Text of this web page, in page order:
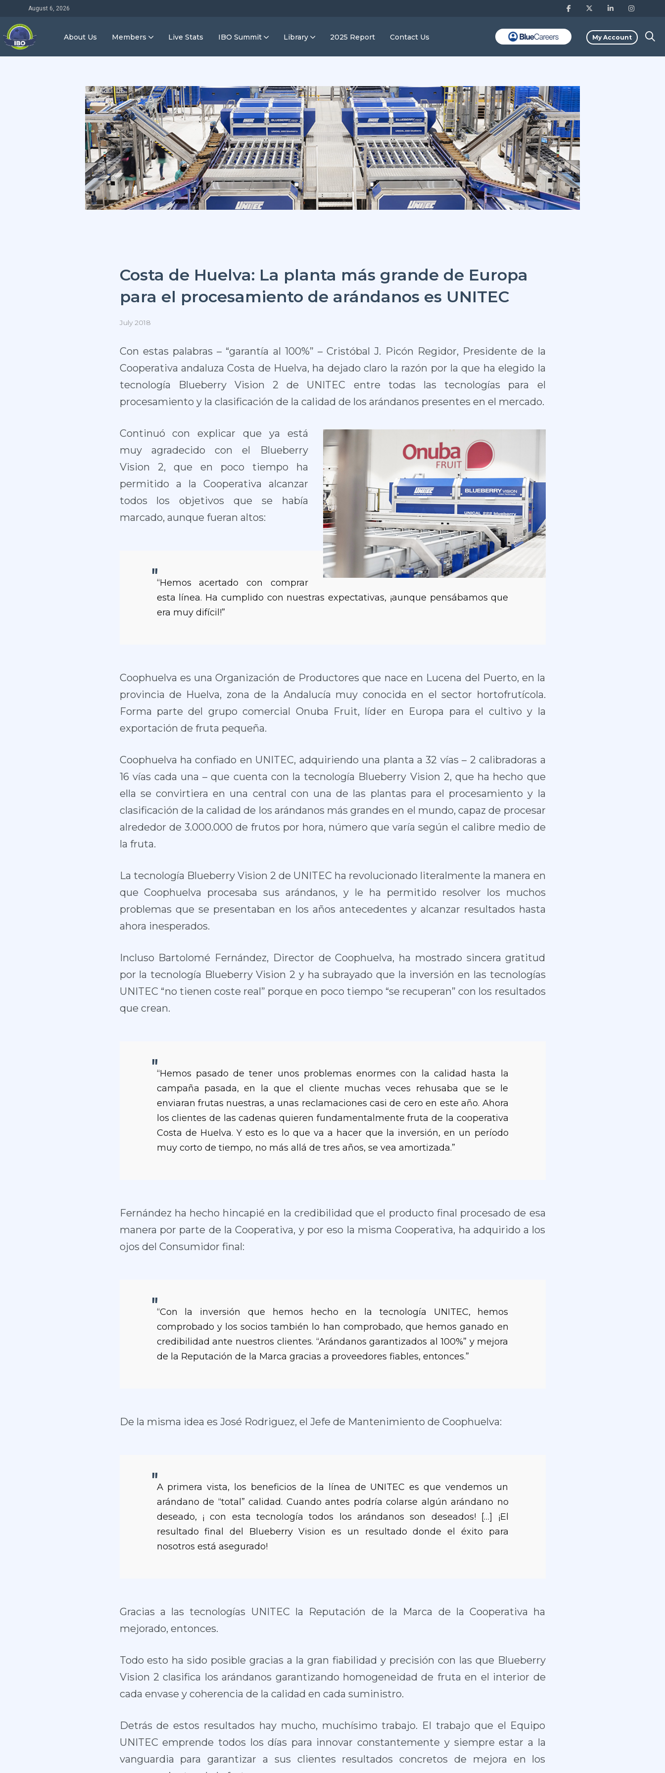
August 6, 2026
About Us Members Live Stats IBO Summit Library 2025 Report Contact Us My Account
Costa de Huelva: La planta más grande de Europa
para el procesamiento de arándanos es UNITEC
July 2018
Con estas palabras – “garantía al 100%” – Cristóbal J. Picón Regidor, Presidente de la
Cooperativa andaluza Costa de Huelva, ha dejado claro la razón por la que ha elegido la
tecnología Blueberry Vision 2 de UNITEC entre todas las tecnologías para el
procesamiento y la clasificación de la calidad de los arándanos presentes en el mercado.
Continuó con explicar que ya está
muy agradecido con el Blueberry
Vision 2, que en poco tiempo ha
permitido a la Cooperativa alcanzar
todos los objetivos que se había
marcado, aunque fueran altos:
“Hemos acertado con comprar
esta línea. Ha cumplido con nuestras expectativas, ¡aunque pensábamos que
era muy difícil!”
Coophuelva es una Organización de Productores que nace en Lucena del Puerto, en la
provincia de Huelva, zona de la Andalucía muy conocida en el sector hortofrutícola.
Forma parte del grupo comercial Onuba Fruit, líder en Europa para el cultivo y la
exportación de fruta pequeña.
Coophuelva ha confiado en UNITEC, adquiriendo una planta a 32 vías – 2 calibradoras a
16 vías cada una – que cuenta con la tecnología Blueberry Vision 2, que ha hecho que
ella se convirtiera en una central con una de las plantas para el procesamiento y la
clasificación de la calidad de los arándanos más grandes en el mundo, capaz de procesar
alrededor de 3.000.000 de frutos por hora, número que varía según el calibre medio de
la fruta.
La tecnología Blueberry Vision 2 de UNITEC ha revolucionado literalmente la manera en
que Coophuelva procesaba sus arándanos, y le ha permitido resolver los muchos
problemas que se presentaban en los años antecedentes y alcanzar resultados hasta
ahora inesperados.
Incluso Bartolomé Fernández, Director de Coophuelva, ha mostrado sincera gratitud
por la tecnología Blueberry Vision 2 y ha subrayado que la inversión en las tecnologías
UNITEC “no tienen coste real” porque en poco tiempo “se recuperan” con los resultados
que crean.
“Hemos pasado de tener unos problemas enormes con la calidad hasta la
campaña pasada, en la que el cliente muchas veces rehusaba que se le
enviaran frutas nuestras, a unas reclamaciones casi de cero en este año. Ahora
los clientes de las cadenas quieren fundamentalmente fruta de la cooperativa
Costa de Huelva. Y esto es lo que va a hacer que la inversión, en un período
muy corto de tiempo, no más allá de tres años, se vea amortizada.”
Fernández ha hecho hincapié en la credibilidad que el producto final procesado de esa
manera por parte de la Cooperativa, y por eso la misma Cooperativa, ha adquirido a los
ojos del Consumidor final:
“Con la inversión que hemos hecho en la tecnología UNITEC, hemos
comprobado y los socios también lo han comprobado, que hemos ganado en
credibilidad ante nuestros clientes. “Arándanos garantizados al 100%” y mejora
de la Reputación de la Marca gracias a proveedores fiables, entonces.”
De la misma idea es José Rodriguez, el Jefe de Mantenimiento ​de Coophuelva:
A primera vista, los beneficios de la línea de UNITEC es que vendemos un
arándano de “total” calidad. Cuando antes podría colarse algún arándano no
deseado, ¡ con esta tecnología todos los arándanos son deseados! […] ¡El
resultado final del Blueberry Vision es un resultado donde el éxito para
nosotros está asegurado!
Gracias a las tecnologías UNITEC la Reputación de la Marca de la Cooperativa ha
mejorado, entonces.
Todo esto ha sido posible gracias a la gran fiabilidad y precisión con las que Blueberry
Vision 2 clasifica los arándanos garantizando homogeneidad de fruta en el interior de
cada envase y coherencia de la calidad en cada suministro.
Detrás de estos resultados hay mucho, muchísimo trabajo. El trabajo que el Equipo
UNITEC emprende todos los días para innovar constantemente y siempre estar a la
vanguardia para garantizar a sus clientes resultados concretos de mejora en los